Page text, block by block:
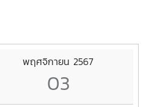
พฤศจิกายน 2567
03